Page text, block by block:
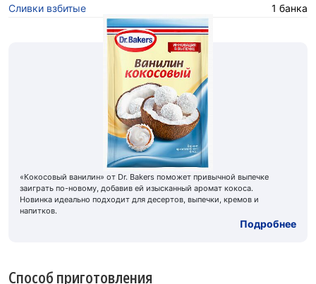
Сливки взбитые 1 банка
«Кокосовый ванилин» от Dr. Bakers поможет привычной выпечке
заиграть по-новому, добавив ей изысканный аромат кокоса.
Новинка идеально подходит для десертов, выпечки, кремов и
напитков.
Подробнее
Способ приготовления